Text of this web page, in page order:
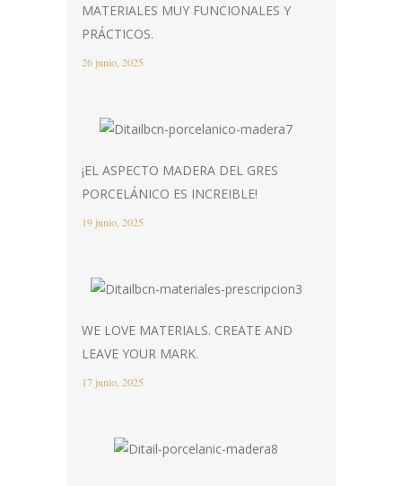
MATERIALES MUY FUNCIONALES Y
PRÁCTICOS.
26 junio, 2025
¡EL ASPECTO MADERA DEL GRES
PORCELÁNICO ES INCREIBLE!
19 junio, 2025
WE LOVE MATERIALS. CREATE AND
LEAVE YOUR MARK.
17 junio, 2025